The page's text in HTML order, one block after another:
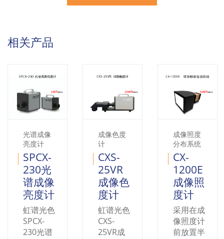
相关产品
光谱成像
亮度计
SPCX-
230光
谱成像
亮度计
虹谱光色
SPCX-
230光谱
成像色度
计
CXS-
25VR
成像色
度计
虹谱光色
CXS-
25VR成
成像照度
分布系统
CX-
1200E
成像照
度计
采用在成
像照度计
前放置半